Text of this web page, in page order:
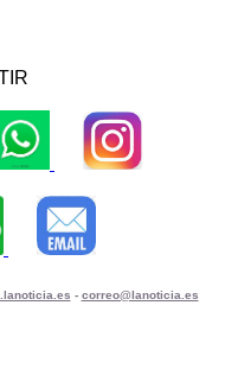
- correo@lanoticia.es